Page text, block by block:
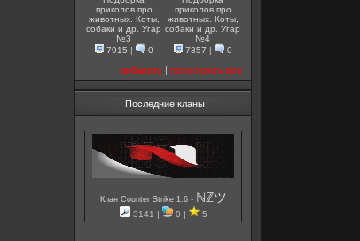
приколов про
животных. Коты,
собаки и др. Угар
№3
7915 | 0
приколов про
животных. Коты,
собаки и др. Угар
№4
7357 | 0
добавить | посмотреть все
Последние кланы
Клан Counter Strike 1.6 - ℕℤツ
3141 | 0 | 5